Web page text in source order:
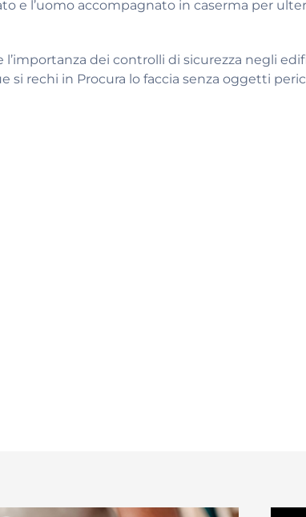
e l’uomo accompagnato in caserma per
dei controlli di sicurezza negli
si rechi in Procura lo faccia senza oggetti